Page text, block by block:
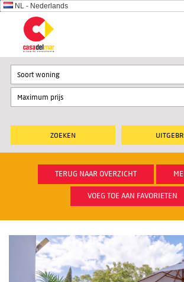
NL - Nederlands
Soort woning
TERUG NAAR OVERZICHT
VOEG TOE AAN FAVORIETEN